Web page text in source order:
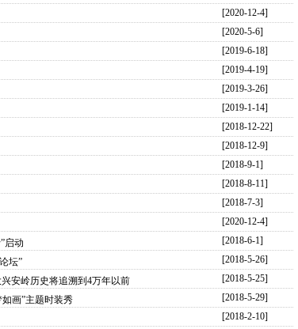
[2020-12-4]
[2020-5-6]
[2019-6-18]
[2019-4-19]
[2019-3-26]
[2019-1-14]
[2018-12-22]
[2018-12-9]
[2018-9-1]
[2018-8-11]
[2018-7-3]
[2020-12-4]
启动
[2018-6-1]
坛”
[2018-5-26]
安岭历史将追溯到4万年以前
[2018-5-25]
如画”主题时装秀
[2018-5-29]
[2018-2-10]